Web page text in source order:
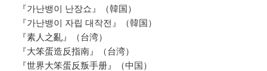
『가난뱅이 난장쇼』（韓国）
『가난뱅이 자립 대작전』（韓国）
『素人之亂』（台湾）
『大笨蛋造反指南』（台湾）
『世界大笨蛋反叛手册』（中国）